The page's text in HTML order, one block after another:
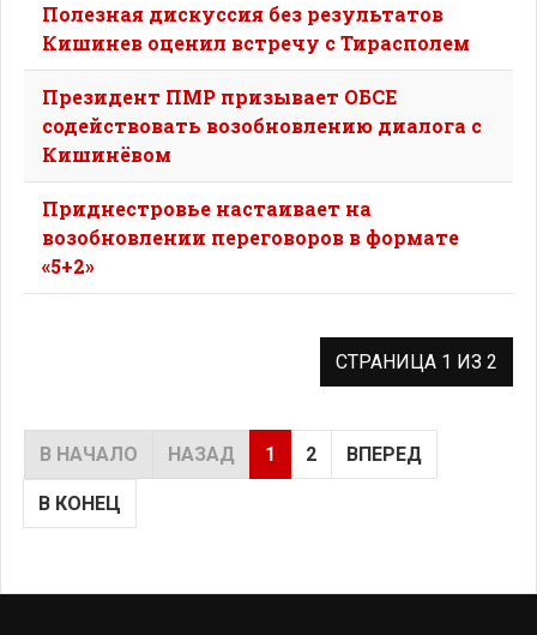
Полезная дискуссия без результатов
Кишинев оценил встречу с Тирасполем
Президент ПМР призывает ОБСЕ
содействовать возобновлению диалога с
Кишинёвом
Приднестровье настаивает на
возобновлении переговоров в формате
«5+2»
СТРАНИЦА 1 ИЗ 2
В НАЧАЛО НАЗАД 1 2 ВПЕРЕД
В КОНЕЦ